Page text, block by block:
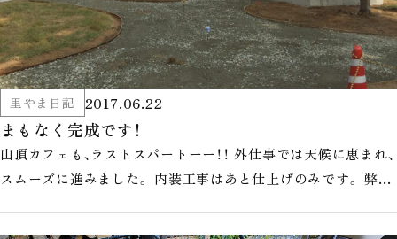
里やま日記 2017.06.22
まもなく完成です！
山頂カフェも、ラストスパートーー！！ 外仕事では天候に恵まれ、
スムーズに進みました。 内装工事はあと仕上げのみです。 弊社